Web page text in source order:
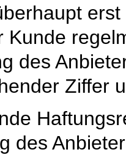
Kunde
des
Ziffer
des